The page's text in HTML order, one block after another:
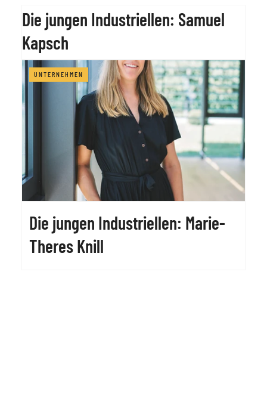
Die jungen Industriellen: Samuel
Kapsch
UNTERNEHMEN
Die jungen Industriellen: Marie-
Theres Knill